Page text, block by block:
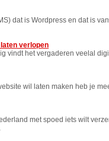
dat is Wordpress en dat is
verlopen
vindt het vergaderen veelal
wil laten maken heb je
met spoed iets wilt